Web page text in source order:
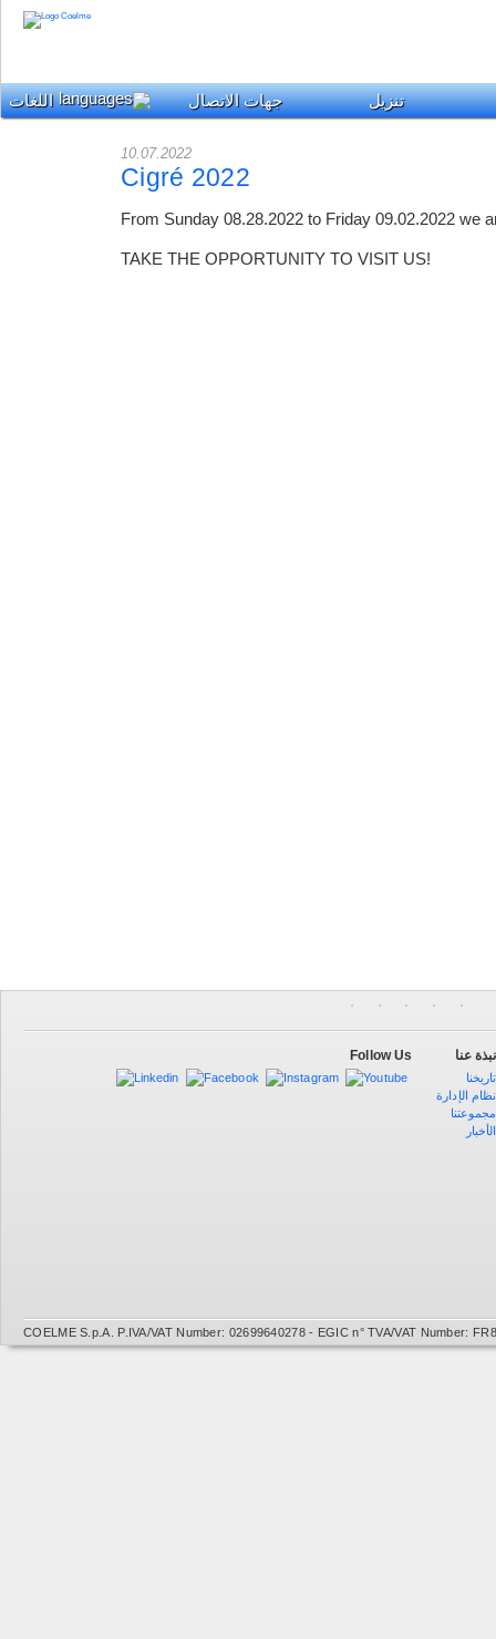
تنزيل جهات الاتصال اللغات
10.07.2022
Cigré 2022
From Sunday 08.28.2022 to Friday 09.02.2022 we
TAKE THE OPPORTUNITY TO VISIT US!
Follow Us نبذة عنا
تاريخنا
نظام الإدارة
مجموعتنا
الأخبار
COELME S.p.A. P.IVA/VAT Number: 02699640278 - EGIC n° TVA/VAT Number: